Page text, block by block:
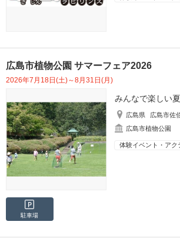
広島市植物公園 サマーフェア2026
2026年7月18日(土)～8月31日(月)
みんなで楽しい
広島県
広島市佐
広島市植物公園
体験イベント・アク
駐車場